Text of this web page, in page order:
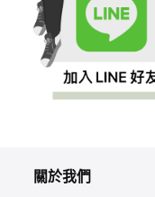
關於我們